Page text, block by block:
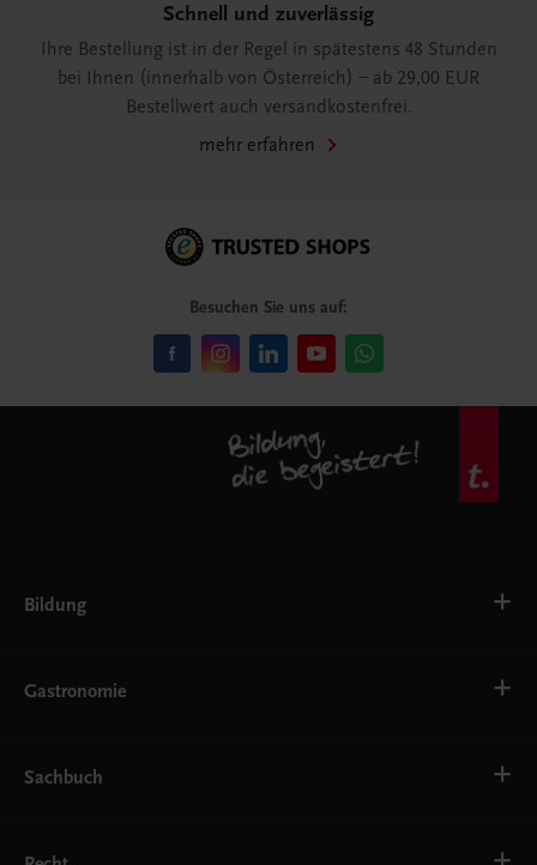
Schnell und zuverlässig
Ihre Bestellung ist in der Regel in spätestens 48 Stunden
bei Ihnen (innerhalb von Österreich) – ab 29,00 EUR
Bestellwert auch versandkostenfrei.
mehr erfahren
Besuchen Sie uns auf:
Bildung
AHS
EWF/ZWF
FW
Gastronomie
Getränke
Service
Sachbuch